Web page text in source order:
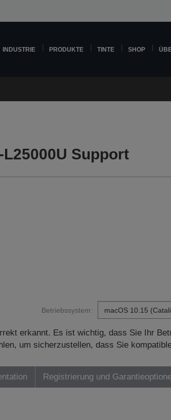
INDUSTRIE PRODUKTE TINTE SHOP
Support
Betriebssystem:
erkannt. Es ist wichtig, dass Sie Ihr
um sicherzustellen, dass Sie
Registrierung und